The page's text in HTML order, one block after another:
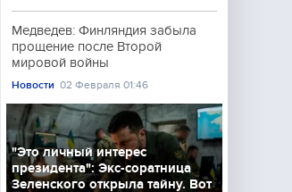
Медведев: Финляндия забыла
прощение после Второй
мировой войны
Новости 02 Февраля 01:46
"Это личный интерес
президента": Экс-соратница
Зеленского открыла тайну. Вот